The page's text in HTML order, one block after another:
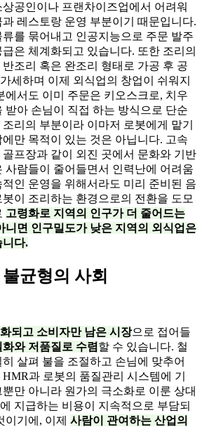
공인이나 프랜차이즈업에서 어려워
레스토랑 운영 부분이기 때문입니다.
를 묶어내고 인공지능으로 주문 발주
은 체계화되고 있습니다. 또한 조리의
조리 혹은 완조리 형태로 가공 후 공
세하며 이제 외식업의 창업이 쉬워지
에서도 이미 주문은 키오스크로, 치우
받아 손님이 직접 하는 방식으로 단순
리의 부분이라 이마저 로봇에게 맡기
만 목적이 있는 것은 아닙니다. 고속
프장과 같이 외진 곳에서 문화와 기반
사람들이 줄어들면서 인력난에 어려움
인 운영을 위해서라도 미리 준비된 음
이 조리하는 환경으로의 전환을 도모
고령화로 지역의 인구가 더 줄어드는
니면 인구밀도가 낮은 지역의 외식업은
니다.
균형의 사회
되고 소비자만 남은 시장으로 접어들
와 저품질로 수렴할 수 있습니다. 철
살펴 불을 조절하고 손님에 맞추어
과 로봇의 품질관리 시스템에 기
만 아니라 원가의 극소화로 이룬 상대
지급하는 비용이 지속적으로 부담되
이기에, 이제 사람이 관여하는 산업의